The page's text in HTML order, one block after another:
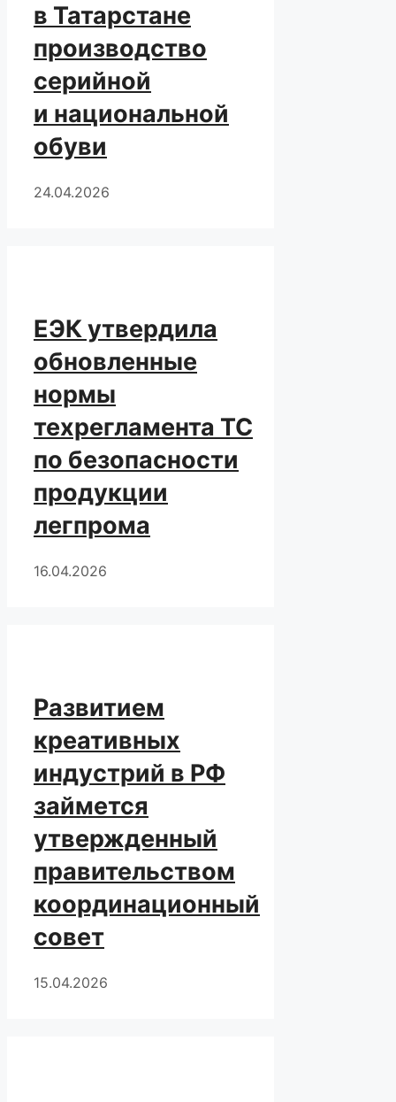
в Татарстане
производство
серийной
и национальной
обуви
24.04.2026
ЕЭК утвердила
обновленные
нормы
техрегламента ТС
по безопасности
продукции
легпрома
16.04.2026
Развитием
креативных
индустрий в РФ
займется
утвержденный
правительством
координационный
совет
15.04.2026